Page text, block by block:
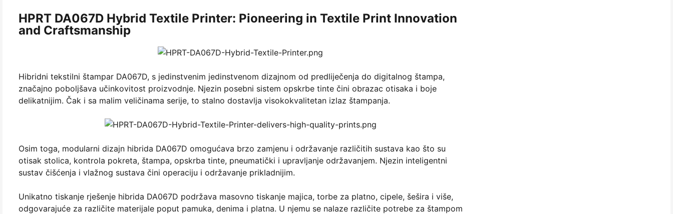
HPRT DA067D Hybrid Textile Printer: Pioneering in Textile Print Innovation
and Craftsmanship
Hibridni tekstilni štampar DA067D, s jedinstvenim jedinstvenom dizajnom od predliječenja do digitalnog štampa,
značajno poboljšava učinkovitost proizvodnje. Njezin posebni sistem opskrbe tinte čini obrazac otisaka i boje
delikatnijim. Čak i sa malim veličinama serije, to stalno dostavlja visokokvalitetan izlaz štampanja.
Osim toga, modularni dizajn hibrida DA067D omogućava brzo zamjenu i održavanje različitih sustava kao što su
otisak stolica, kontrola pokreta, štampa, opskrba tinte, pneumatički i upravljanje održavanjem. Njezin inteligentni
sustav čišćenja i vlažnog sustava čini operaciju i održavanje prikladnijim.
Unikatno tiskanje rješenje hibrida DA067D podržava masovno tiskanje majica, torbe za platno, cipele, šešira i više,
odgovarajuće za različite materijale poput pamuka, denima i platna. U njemu se nalaze različite potrebe za štampom